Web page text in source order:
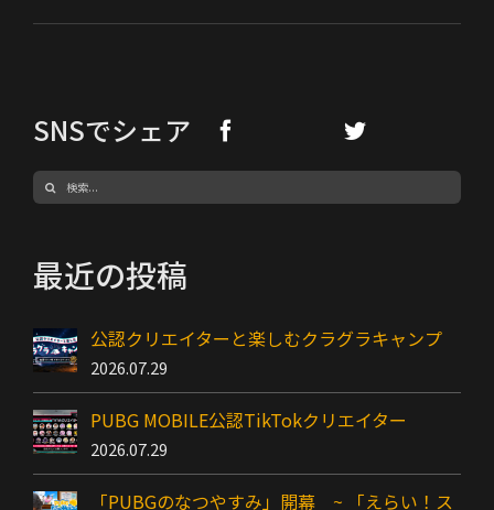
SNSでシェア
検
最近の投稿
公認クリエイターと楽しむクラグラキャンプ
2026.07.29
PUBG MOBILE公認TikTokクリエイター
2026.07.29
「PUBGのなつやすみ」開幕 ~ 「えらい！ス